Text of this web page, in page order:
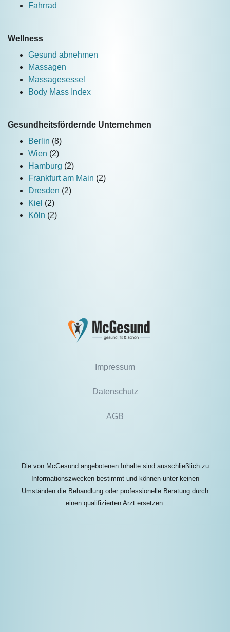
Fahrrad
Wellness
Gesund abnehmen
Massagen
Massagesessel
Body Mass Index
Gesundheitsfördernde Unternehmen
Berlin (8)
Wien (2)
Hamburg (2)
Frankfurt am Main (2)
Dresden (2)
Kiel (2)
Köln (2)
Impressum
Datenschutz
AGB
Die von McGesund angebotenen Inhalte sind ausschließlich zu
Informationszwecken bestimmt und können unter keinen
Umständen die Behandlung oder professionelle Beratung durch
einen qualifizierten Arzt ersetzen.